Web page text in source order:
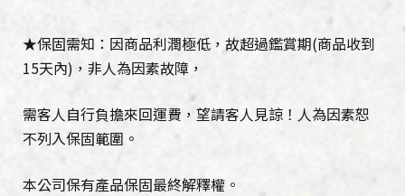
★保固需知：因商品利潤極低，故超過鑑賞期(商品收到
15天內)，非人為因素故障，
需客人自行負擔來回運費，望請客人見諒！人為因素恕
不列入保固範圍。
本公司保有產品保固最終解釋權。